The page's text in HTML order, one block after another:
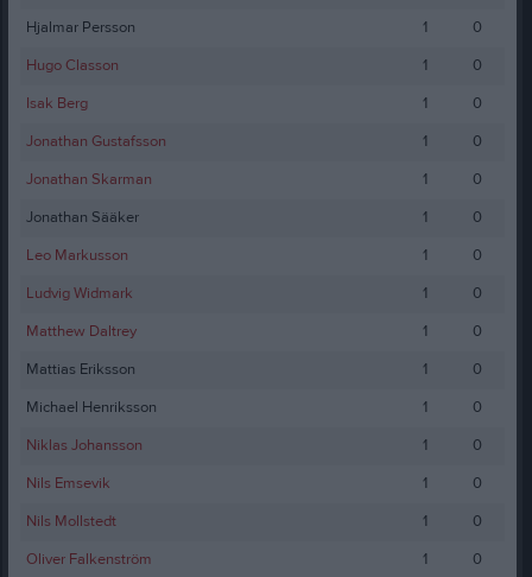
Hjalmar Persson
1
0
Hugo Classon
1
0
Isak Berg
1
0
Jonathan Gustafsson
1
0
Jonathan Skarman
1
0
Jonathan Sääker
1
0
Leo Markusson
1
0
Ludvig Widmark
1
0
Matthew Daltrey
1
0
Mattias Eriksson
1
0
Michael Henriksson
1
0
Niklas Johansson
1
0
Nils Emsevik
1
0
Nils Mollstedt
1
0
Oliver Falkenström
1
0